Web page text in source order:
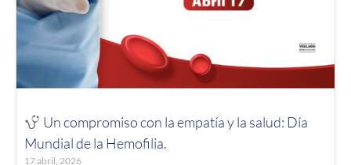
Un compromiso con la empatía y la salud: Día
Mundial de la Hemofilia.
17 abril, 2026